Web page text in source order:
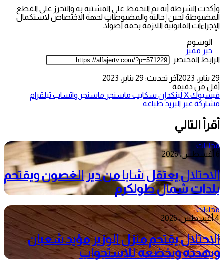
وأكدت الشرطة أنه تم التحفظ على المشتبه به والتحرز على القطع
المضبوطة لحين إحالته والمضبوطات لجهة الاختصاص لاستكمال
الإجراءات القانونية اللازمة بحقه أصولاً.
الوسوم
خبر مميز
الرابط المختصر:
29 يناير، 2023
آخر تحديث: 29 يناير، 2023
أقل من دقيقة
فيسبوك‫Xلينكدإن سكايب ماسنجر ماسنجر واتساب تيلقرام
مشاركة عبر البريد طباعة
أقرأ التالي
محليات
6 أغسطس، 2026
الاحتلال يعتقل شابا من دير الغصون ويقتحم
بلدات شمال طولكرم
محليات
4 أغسطس، 2026
الاحتلال يقتحم منزل الوزير مؤيد شعبان
ويهدده ويخضعه للاستجواب